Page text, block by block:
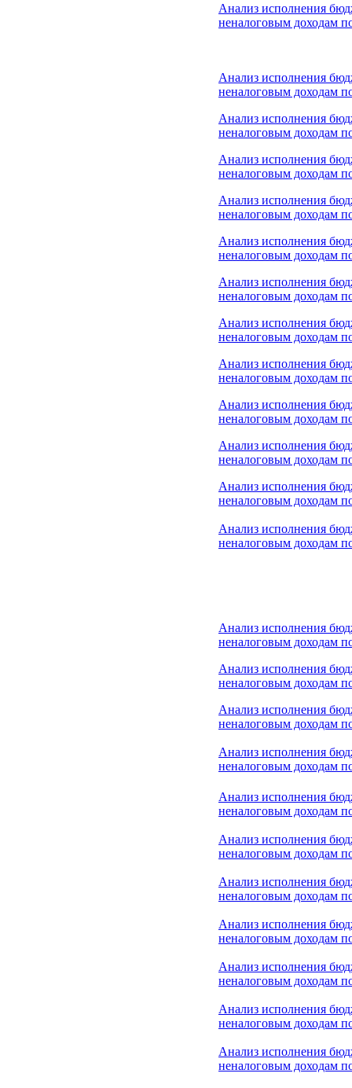
Анализ исполнения
неналоговым доходам
Анализ исполнения
неналоговым доходам
Анализ исполнения
неналоговым доходам
Анализ исполнения
неналоговым доходам
Анализ исполнения
неналоговым доходам
Анализ исполнения
неналоговым доходам
Анализ исполнения
неналоговым доходам
Анализ исполнения
неналоговым доходам
Анализ исполнения
неналоговым доходам
Анализ исполнения
неналоговым доходам
Анализ исполнения
неналоговым доходам
Анализ исполнения
неналоговым доходам
Анализ исполнения
неналоговым доходам
Анализ исполнения
неналоговым доходам
Анализ исполнения
неналоговым доходам
Анализ исполнения
неналоговым доходам
Анализ исполнения
неналоговым доходам
Анализ исполнения
неналоговым доходам
Анализ исполнения
неналоговым доходам
Анализ исполнения
неналоговым доходам
Анализ исполнения
неналоговым доходам
Анализ исполнения
неналоговым доходам
Анализ исполнения
неналоговым доходам
Анализ исполнения
неналоговым доходам